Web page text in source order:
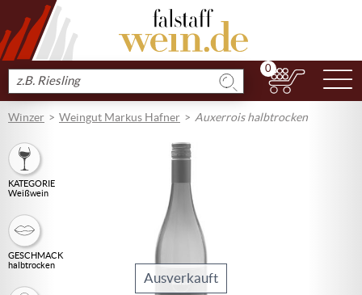
Produkt
suchen
0
Winzer Weingut Markus Hafner Auxerrois halbtrocken
KATEGORIE
Weißwein
GESCHMACK
halbtrocken
Ausverkauft